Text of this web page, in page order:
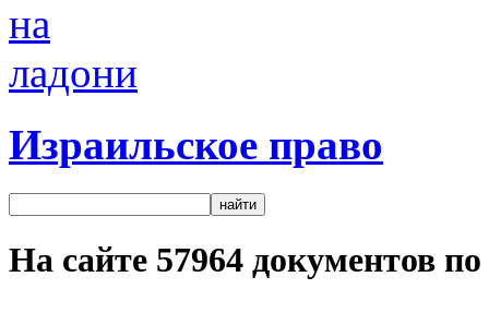
Израильское право
На сайте 57964 документов